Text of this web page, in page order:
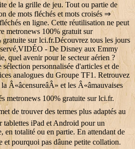
de la grille de jeu. Tout ou partie de
de mots fléchés et mots croisés ⇒
en ligne. Cette réutilisation ne peut
metronews 100% gratuit sur
sur lci.fr.Découvrez tous les jours
- De Disney aux Emmy
quel avenir pour le secteur aérien ?
personnalisée d'articles et de
analogues du Groupe TF1. Retrouvez
et les Â«âmauvaises
metronews 100% gratuite sur lci.fr.
de trouver des termes plus adaptés au
tablettes iPad et Android pour un
en totalité ou en partie. En attendant de
pourquoi pas dâune petite collation.